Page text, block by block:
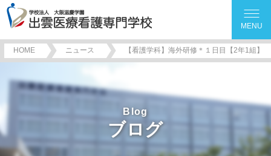
MENU
HOME ニュース 【看護学科】海外研修＊１日目【2年1組】
Blog
ブログ